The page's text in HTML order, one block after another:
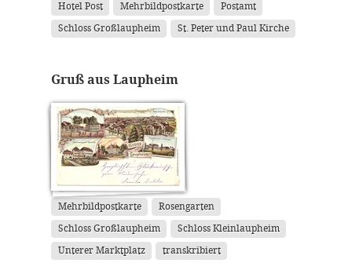
Hotel Post Mehrbildpostkarte Postamt
Schloss Großlaupheim St. Peter und Paul Kirche
Gruß aus Laupheim
Mehrbildpostkarte Rosengarten
Schloss Großlaupheim Schloss Kleinlaupheim
Unterer Marktplatz transkribiert